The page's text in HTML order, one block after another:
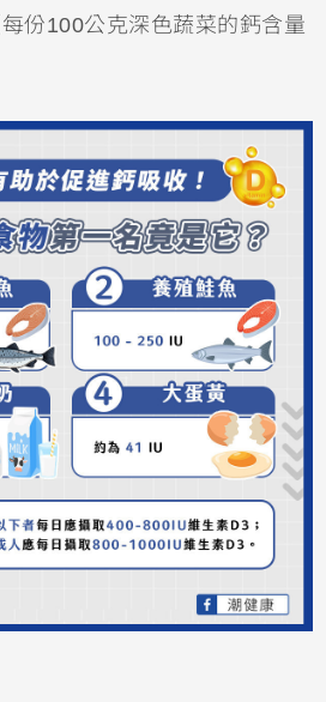
份100公克深色蔬菜的鈣含量